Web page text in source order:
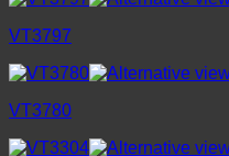
VT3797
VT3780